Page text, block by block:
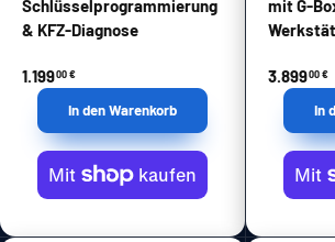
Schlüsselprogrammierung
& KFZ-Diagnose
1.19900 €
In den Warenkorb
mit G-
3.89900 €
In